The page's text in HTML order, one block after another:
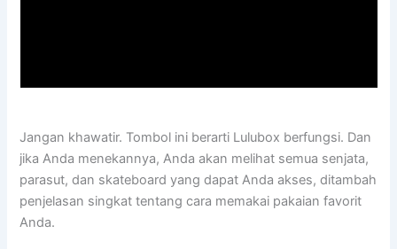
Jangan khawatir. Tombol ini berarti Lulubox berfungsi. Dan
jika Anda menekannya, Anda akan melihat semua senjata,
parasut, dan skateboard yang dapat Anda akses, ditambah
penjelasan singkat tentang cara memakai pakaian favorit
Anda.